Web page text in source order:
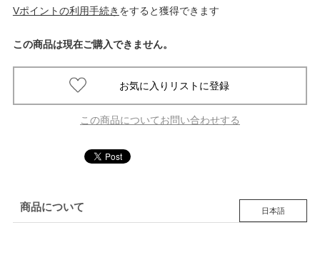
Vポイントの利用手続き をすると獲得できます
この商品は現在ご購入できません。
この商品についてお問い合わせする
商品について 日本語